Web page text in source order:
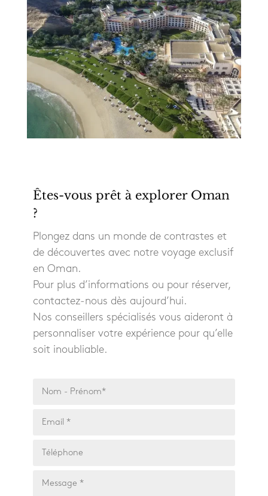
Êtes-vous prêt à explorer Oman
?
Plongez dans un monde de contrastes et
de découvertes avec notre voyage exclusif
en Oman.
Pour plus d’informations ou pour réserver,
contactez-nous dès aujourd’hui.
Nos conseillers spécialisés vous aideront à
personnaliser votre expérience pour qu’elle
soit inoubliable.